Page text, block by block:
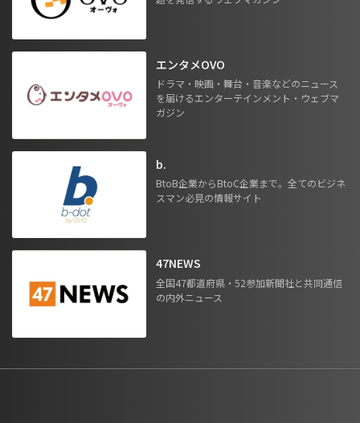
エンタメOVO
ドラマ・映画・舞台・音楽などのニュース
を届けるエンターテインメント・ウェブマ
ガジン
b.
BtoB企業からBtoC企業まで。全てのビジネ
スマン必見の情報サイト
47NEWS
全国47都道府県・52参加新聞社と共同通信
の内外ニュース